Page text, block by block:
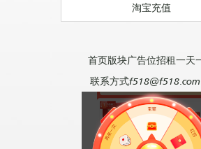
淘宝充值
首页版块广告位招租一天
联系方式